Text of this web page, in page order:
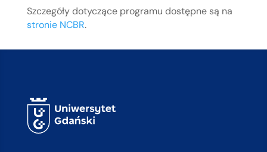
Szczegóły dotyczące programu dostępne są na
stronie NCBR.